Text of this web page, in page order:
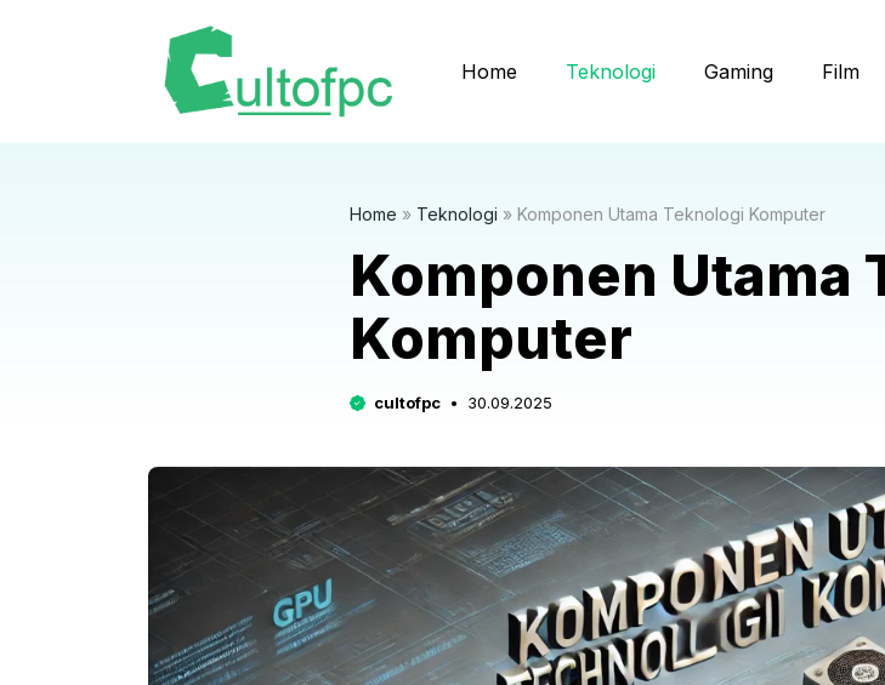
Home Teknologi Gaming Film
Home » Teknologi » Komponen Utama Teknologi Komputer
Komponen Utama
Komputer
cultofpc 30.09.2025